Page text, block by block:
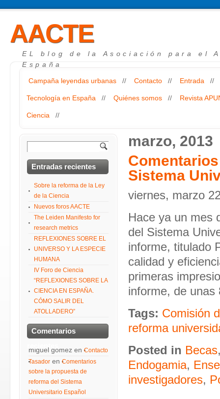
AACTE
EL blog de la Asociación para el
España
Campaña leyendas urbanas // Contacto // Entrada //
Tecnología en España // Quiénes somos // Revista
Ciencia //
marzo, 2013
Sistema
viernes, marzo
Hace ya un mes
del Sistema
informe, titulado
calidad y
primeras
informe, de
Tags: Comisión
reforma
Posted in Becas
Endogamia,
investigadores,
Entradas recientes
Sobre la reforma de la Ley
de la Ciencia
Nuevos foros AACTE
The Leiden Manifesto for
research metrics
REFLEXIONES SOBRE EL
UNIVERSO Y LA ESPECIE
HUMANA
IV Foro de Ciencia
“REFLEXIONES SOBRE LA
CIENCIA EN ESPAÑA.
CÓMO SALIR DEL
ATOLLADERO”
Comentarios
recientes
miguel gomez en Contacto
Tasador en Comentarios
sobre la propuesta de
reforma del Sistema
Universitario Español